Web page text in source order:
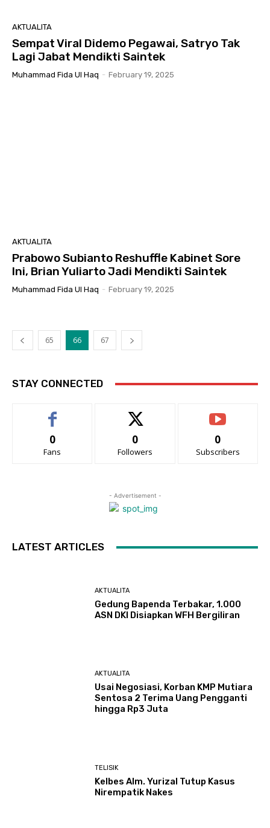
AKTUALITA
Sempat Viral Didemo Pegawai, Satryo Tak
Lagi Jabat Mendikti Saintek
Muhammad Fida Ul Haq - February 19, 2025
AKTUALITA
Prabowo Subianto Reshuffle Kabinet Sore
Ini, Brian Yuliarto Jadi Mendikti Saintek
Muhammad Fida Ul Haq - February 19, 2025
65 66 67
STAY CONNECTED
0
Fans
0
Followers
0
Subscribers
- Advertisement -
LATEST ARTICLES
AKTUALITA
Gedung Bapenda Terbakar, 1.000
ASN DKI Disiapkan WFH Bergiliran
AKTUALITA
Usai Negosiasi, Korban KMP Mutiara
Sentosa 2 Terima Uang Pengganti
hingga Rp3 Juta
TELISIK
Kelbes Alm. Yurizal Tutup Kasus
Nirempatik Nakes